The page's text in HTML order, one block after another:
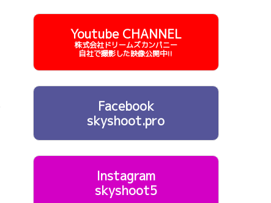
Youtube CHANNEL
株式会社ドリームズカンパニー
自社で撮影した映像公開中!!
Facebook
skyshoot.pro
Instagram
skyshoot5